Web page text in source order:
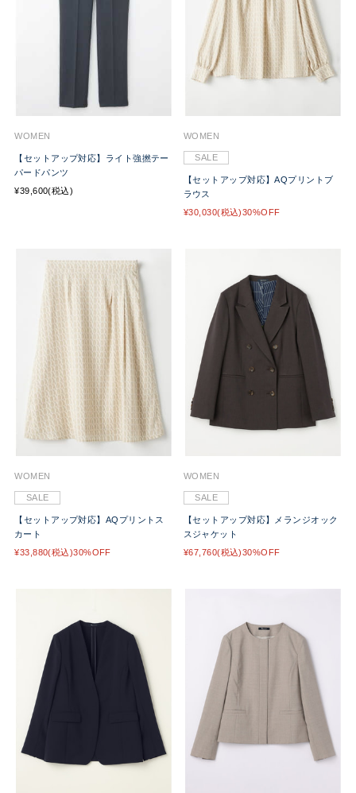
WOMEN
【セットアップ対応】ライト強撚テー
パードパンツ
¥39,600(税込)
WOMEN
SALE
【セットアップ対応】AQプリントブ
ラウス
¥30,030(税込)30%OFF
WOMEN
SALE
【セットアップ対応】AQプリントス
カート
¥33,880(税込)30%OFF
WOMEN
SALE
【セットアップ対応】メランジオック
スジャケット
¥67,760(税込)30%OFF